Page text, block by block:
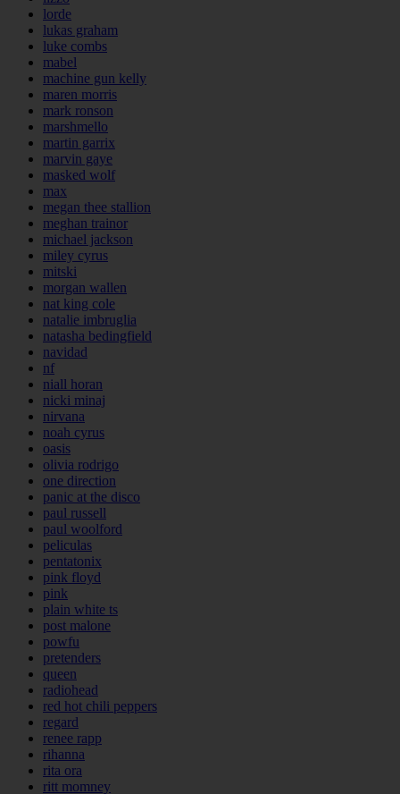
lorde
lukas graham
luke combs
mabel
machine gun kelly
maren morris
mark ronson
marshmello
martin garrix
marvin gaye
masked wolf
max
megan thee stallion
meghan trainor
michael jackson
miley cyrus
mitski
morgan wallen
nat king cole
natalie imbruglia
natasha bedingfield
navidad
nf
niall horan
nicki minaj
nirvana
noah cyrus
oasis
olivia rodrigo
one direction
panic at the disco
paul russell
paul woolford
peliculas
pentatonix
pink floyd
pink
plain white ts
post malone
powfu
pretenders
queen
radiohead
red hot chili peppers
regard
renee rapp
rihanna
rita ora
ritt momney